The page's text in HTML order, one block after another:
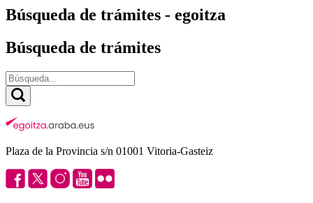
Búsqueda de trámites - egoitza
Búsqueda de trámites
Plaza de la Provincia s/n 01001 Vitoria-Gasteiz